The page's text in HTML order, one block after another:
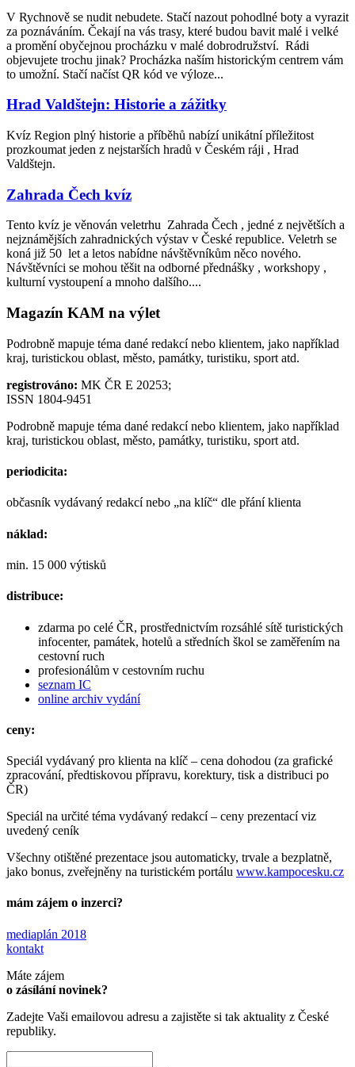
V Rychnově se nudit nebudete. Stačí nazout pohodlné boty a vyrazit
za poznáváním. Čekají na vás trasy, které budou bavit malé i velké
a promění obyčejnou procházku v malé dobrodružství. Rádi
objevujete trochu jinak? Procházka naším historickým centrem vám
to umožní. Stačí načíst QR kód ve výloze...
Hrad Valdštejn: Historie a zážitky
Kvíz Region plný historie a příběhů nabízí unikátní příležitost
prozkoumat jeden z nejstarších hradů v Českém ráji , Hrad
Valdštejn.
Zahrada Čech kvíz
Tento kvíz je věnován veletrhu Zahrada Čech , jedné z největších a
nejznámějších zahradnických výstav v České republice. Veletrh se
koná již 50 let a letos nabídne návštěvníkům něco nového.
Návštěvníci se mohou těšit na odborné přednášky , workshopy ,
kulturní vystoupení a mnoho dalšího....
Magazín KAM na výlet
Podrobně mapuje téma dané redakcí nebo klientem, jako například
kraj, turistickou oblast, město, památky, turistiku, sport atd.
registrováno: MK ČR E 20253;
ISSN 1804-9451
Podrobně mapuje téma dané redakcí nebo klientem, jako například
kraj, turistickou oblast, město, památky, turistiku, sport atd.
periodicita:
občasník vydávaný redakcí nebo „na klíč“ dle přání klienta
náklad:
min. 15 000 výtisků
distribuce:
zdarma po celé ČR, prostřednictvím rozsáhlé sítě turistických
infocenter, památek, hotelů a středních škol se zaměřením na
cestovní ruch
profesionálům v cestovním ruchu
seznam IC
online archiv vydání
ceny:
Speciál vydávaný pro klienta na klíč – cena dohodou (za grafické
zpracování, předtiskovou přípravu, korektury, tisk a distribuci po
ČR)
Speciál na určité téma vydávaný redakcí – ceny prezentací viz
uvedený ceník
Všechny otištěné prezentace jsou automaticky, trvale a bezplatně,
jako bonus, zveřejněny na turistickém portálu www.kampocesku.cz
mám zájem o inzerci?
mediaplán 2018
kontakt
Máte zájem
o zásílání novinek?
Zadejte Vaši emailovou adresu a zajistěte si tak aktuality z České
republiky.